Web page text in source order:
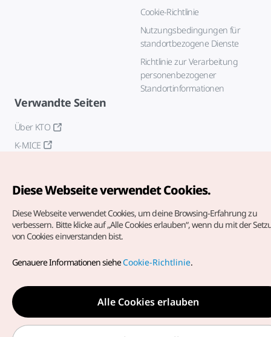
Cookie-Richtlinie
Nutzungsbedingungen für
standortbezogene Dienste
Richtlinie zur Verarbeitung
personenbezogener
Standortinformationen
Verwandte Seiten
Über KTO
K-MICE
vorbehalten.
dieoffizielle E-Mail-Adresse
german@knto.or.kr
Diese Webseite verwendet Cookies.
Diese Webseite verwendet Cookies, um deine Browsing-Erfahrung zu
verbessern. Bitte klicke auf „Alle Cookies erlauben“, wenn du mit der
von Cookies einverstanden bist.
Genauere Informationen sieheCookie-Richtlinie.
Alle Cookies erlauben